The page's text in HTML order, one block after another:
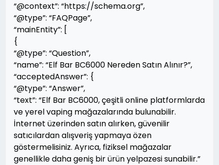
“@context”: “https://schema.org”,
“@type”: “FAQPage”,
“mainEntity”: [
{
“@type”: “Question”,
“name”: “Elf Bar BC6000 Nereden Satın Alınır?”,
“acceptedAnswer”: {
“@type”: “Answer”,
“text”: “Elf Bar BC6000, çeşitli online platformlarda
ve yerel vaping mağazalarında bulunabilir.
İnternet üzerinden satın alırken, güvenilir
satıcılardan alışveriş yapmaya özen
göstermelisiniz. Ayrıca, fiziksel mağazalar
genellikle daha geniş bir ürün yelpazesi sunabilir.”